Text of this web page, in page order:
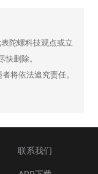
陀螺科技观点或立
删除。
将依法追究责任。
联系我们